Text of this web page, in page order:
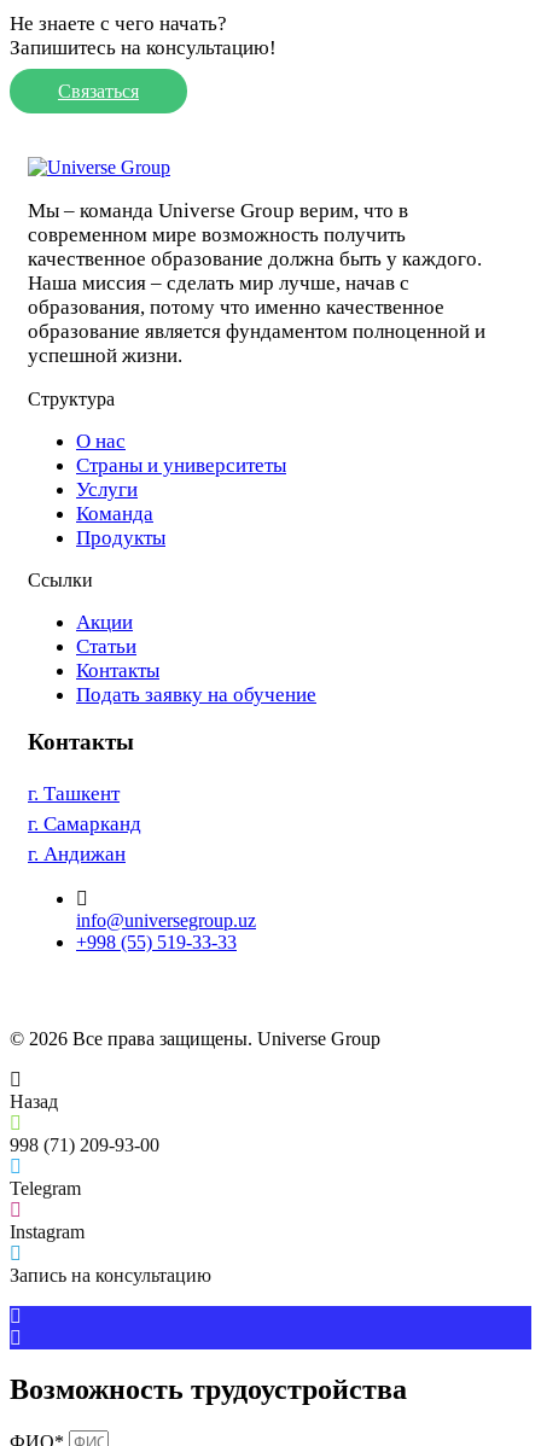
Не знаете с чего начать?
Запишитесь на консультацию!
Связаться
Мы – команда Universe Group верим, что в
современном мире возможность получить
качественное образование должна быть у каждого.
Наша миссия – сделать мир лучше, начав с
образования, потому что именно качественное
образование является фундаментом полноценной и
успешной жизни.
Структура
О нас
Страны и университеты
Услуги
Команда
Продукты
Ссылки
Акции
Статьи
Контакты
Подать заявку на обучение
Контакты
г. Ташкент
г. Самарканд
г. Андижан
info@universegroup.uz
+998 (55) 519-33-33
© 2026 Все права защищены. Universe Group
Назад
998 (71) 209-93-00
Telegram
Instagram
Запись на консультацию
Возможность трудоустройства
ФИО*